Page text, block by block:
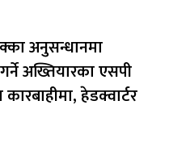
अनुसन्धानमा
अख्तियारका एसपी
हेडक्वार्टर